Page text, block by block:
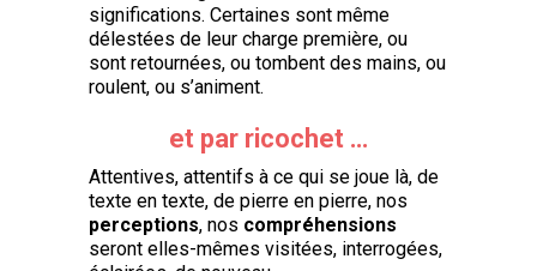
significations. Certaines sont même
délestées de leur charge première, ou
sont retournées, ou tombent des mains, ou
roulent, ou s’animent.
et par ricochet …
Attentives, attentifs à ce qui se joue là, de
texte en texte, de pierre en pierre, nos
perceptions, nos compréhensions
seront elles-mêmes visitées, interrogées,